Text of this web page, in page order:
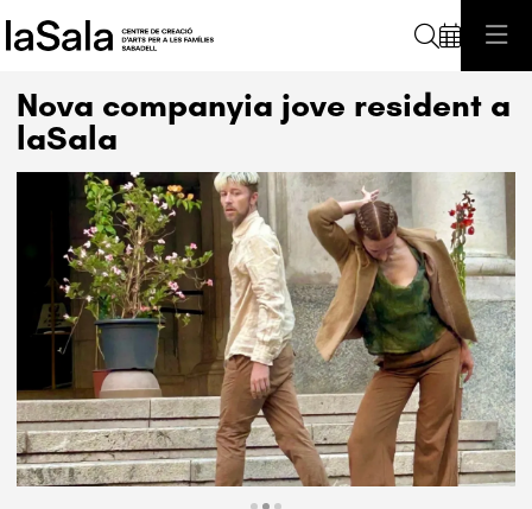
Nova companyia jove resident a
laSala